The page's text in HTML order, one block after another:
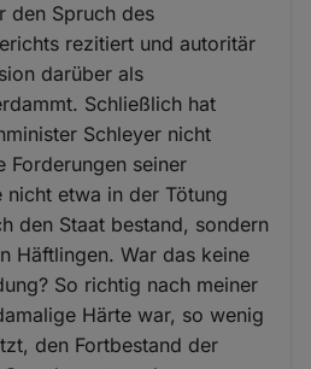
den Spruch des
rezitiert und autoritär
darüber als
Schließlich hat
Schleyer nicht
Forderungen seiner
etwa in der Tötung
den Staat bestand, sondern
Häftlingen. War das keine
So richtig nach meiner
Härte war, so wenig
den Fortbestand der